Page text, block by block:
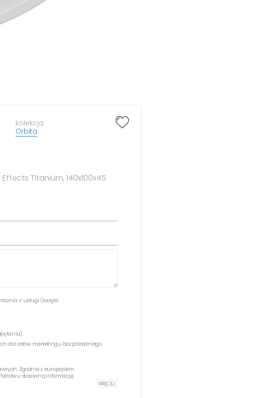
kolekcja
Orbita
Titanium, 140x100x45
z usługi Google.
dla celów marketingu bezpośredniego
Zgodnie z europejskim
stosowną informację.
WIĘCEJ